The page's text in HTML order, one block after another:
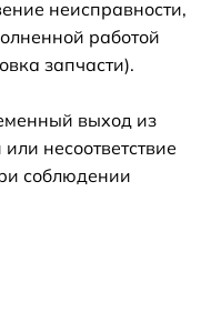
неисправности,
работой
запчасти).
выход из
несоответствие
соблюдении